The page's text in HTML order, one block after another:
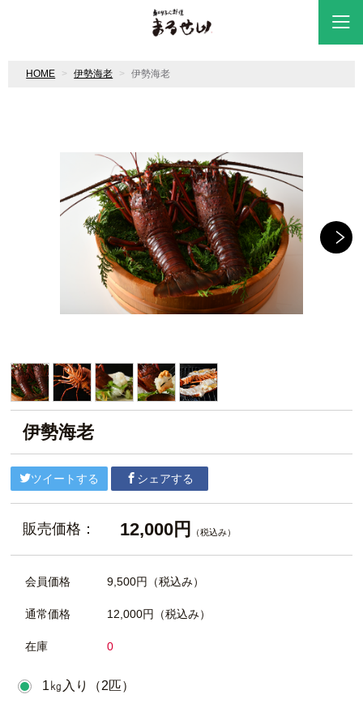
HOME 伊勢海老 伊勢海老
伊勢海老
ツイートする シェアする
販売価格： 12,000円 （税込み）
会員価格 9,500円 （税込み）
通常価格 12,000円 （税込み）
在庫 0
1㎏入り（2匹）